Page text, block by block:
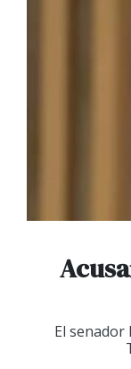
El